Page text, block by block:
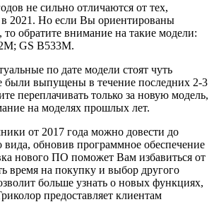
не сильно отличаются от тех,
2021. Но если Вы ориентированы
обратите внимание на такие модели:
GS B533M.
по дате модели стоят чуть
были выпущены в течение последних 2-3
переплачивать только за новую модель,
на моделях прошлых лет.
от 2017 года можно довести до
вида, обновив программное обеспечение
нового ПО поможет Вам избавиться от
время на покупку и выбор другого
больше узнать о новых функциях,
предоставляет клиентам